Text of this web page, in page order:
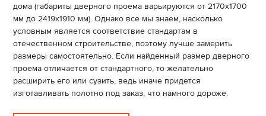
дома (габариты дверного проема варьируются от 2170х1700
мм до 2419х1910 мм). Однако все мы знаем, насколько
условным является соответствие стандартам в
отечественном строительстве, поэтому лучше замерить
размеры самостоятельно. Если найденный размер дверного
проема отличается от стандартного, то желательно
расширить его или сузить, ведь иначе придется
изготавливать полотно под заказ, что намного дороже.